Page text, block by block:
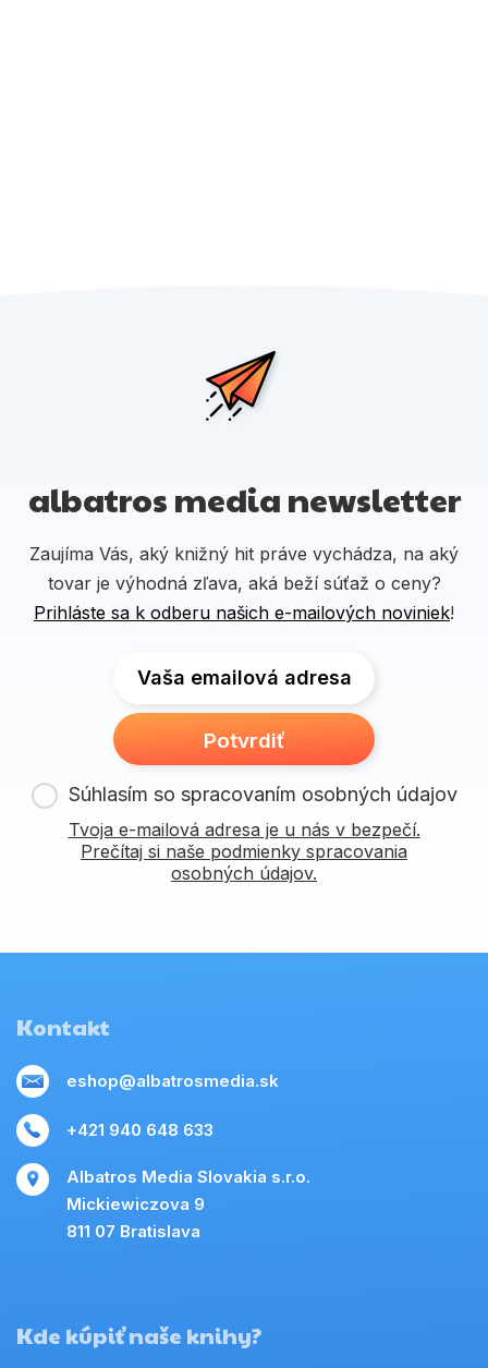
albatros media newsletter
Zaujíma Vás, aký knižný hit práve vychádza, na aký
tovar je výhodná zľava, aká beží súťaž o ceny?
Prihláste sa k odberu našich e-mailových noviniek!
Vaša emailová adresa
Potvrdiť
Súhlasím so spracovaním osobných údajov
Tvoja e-mailová adresa je u nás v bezpečí.
Prečítaj si naše podmienky spracovania
osobných údajov.
Kontakt
eshop@albatrosmedia.sk
+421 940 648 633
Albatros Media Slovakia s.r.o.
Mickiewiczova 9
811 07 Bratislava
Kde kúpiť naše knihy?